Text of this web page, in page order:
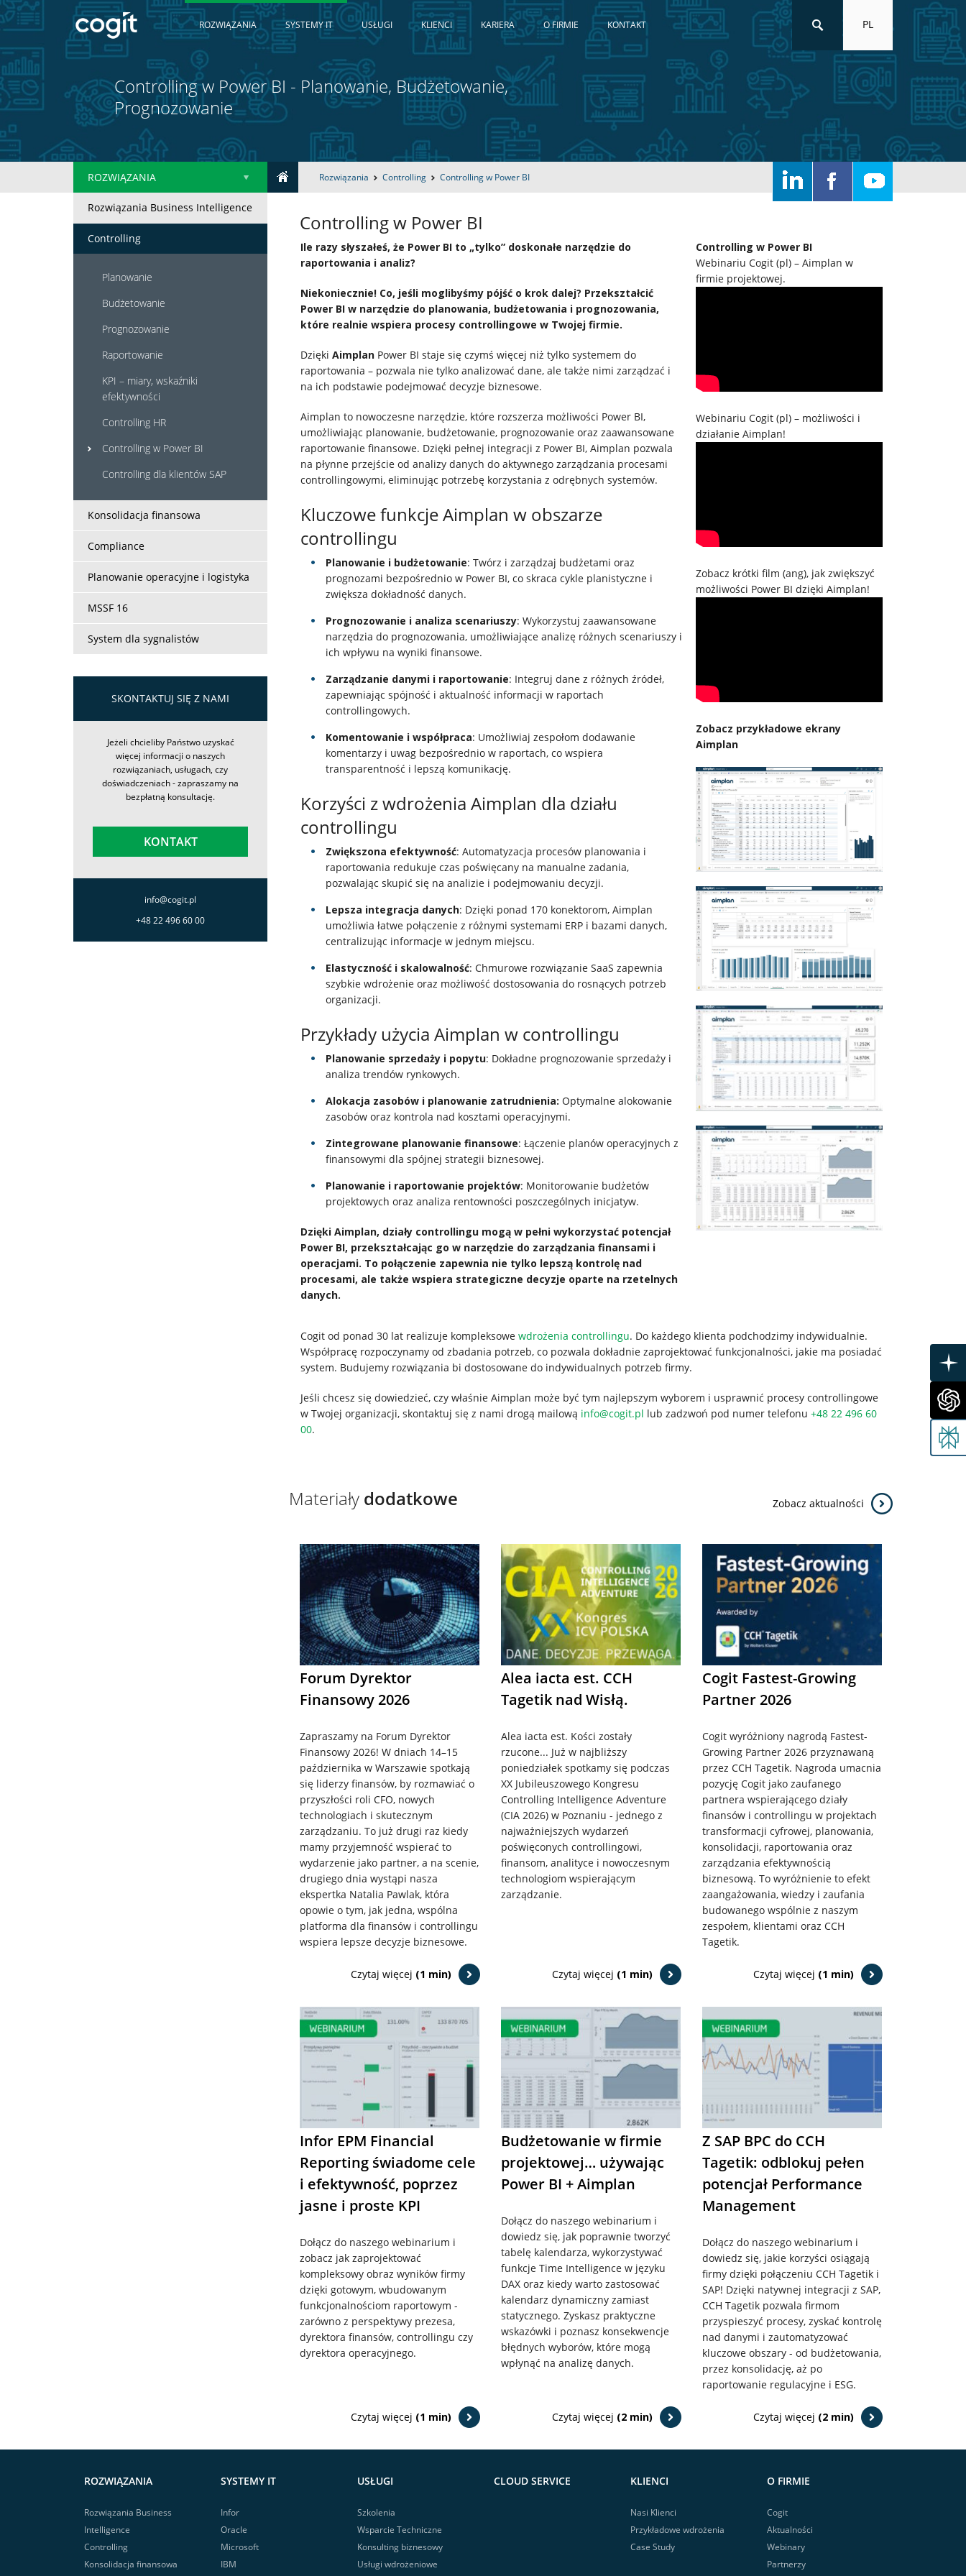
Rozwiązania
Systemy
Kariera
ROZWIĄZANIA SYSTEMY IT USŁUGI KLIENCI KARIERA O FIRMIE KONTAKT PL
Controlling w Power BI - Planowanie, Budżetowanie,
Prognozowanie
Rozwiązania Controlling Controlling w Power BI
ROZWIĄZANIA
Rozwiązania Business Intelligence
Controlling
Planowanie
Budżetowanie
Prognozowanie
Raportowanie
KPI – miary, wskaźniki
efektywności
Controlling HR
Controlling w Power BI
Controlling dla klientów SAP
Konsolidacja finansowa
Compliance
Planowanie operacyjne i logistyka
MSSF 16
System dla sygnalistów
SKONTAKTUJ SIĘ Z NAMI
Jeżeli chcieliby Państwo uzyskać
więcej informacji o naszych
rozwiązaniach, usługach, czy
doświadczeniach - zapraszamy na
bezpłatną konsultację.
KONTAKT
info@cogit.pl
+48 22 496 60 00
Controlling w Power BI
Ile razy słyszałeś, że Power BI to „tylko” doskonałe narzędzie do
raportowania i analiz?
Niekoniecznie! Co, jeśli moglibyśmy pójść o krok dalej? Przekształcić
Power BI w narzędzie do planowania, budżetowania i prognozowania,
które realnie wspiera procesy controllingowe w Twojej firmie.
Dzięki Aimplan Power BI staje się czymś więcej niż tylko systemem do
raportowania – pozwala nie tylko analizować dane, ale także nimi zarządzać i
na ich podstawie podejmować decyzje biznesowe.
Aimplan to nowoczesne narzędzie, które rozszerza możliwości Power BI,
umożliwiając planowanie, budżetowanie, prognozowanie oraz zaawansowane
raportowanie finansowe. Dzięki pełnej integracji z Power BI, Aimplan pozwala
na płynne przejście od analizy danych do aktywnego zarządzania procesami
controllingowymi, eliminując potrzebę korzystania z odrębnych systemów.
Kluczowe funkcje Aimplan w obszarze
controllingu
Planowanie i budżetowanie: Twórz i zarządzaj budżetami oraz
prognozami bezpośrednio w Power BI, co skraca cykle planistyczne i
zwiększa dokładność danych.
Prognozowanie i analiza scenariuszy: Wykorzystuj zaawansowane
narzędzia do prognozowania, umożliwiające analizę różnych scenariuszy i
ich wpływu na wyniki finansowe.
Zarządzanie danymi i raportowanie: Integruj dane z różnych źródeł,
zapewniając spójność i aktualność informacji w raportach
controllingowych.
Komentowanie i współpraca: Umożliwiaj zespołom dodawanie
komentarzy i uwag bezpośrednio w raportach, co wspiera
transparentność i lepszą komunikację.
Korzyści z wdrożenia Aimplan dla działu
controllingu
Zwiększona efektywność: Automatyzacja procesów planowania i
raportowania redukuje czas poświęcany na manualne zadania,
pozwalając skupić się na analizie i podejmowaniu decyzji.
Lepsza integracja danych: Dzięki ponad 170 konektorom, Aimplan
umożliwia łatwe połączenie z różnymi systemami ERP i bazami danych,
centralizując informacje w jednym miejscu.
Elastyczność i skalowalność: Chmurowe rozwiązanie SaaS zapewnia
szybkie wdrożenie oraz możliwość dostosowania do rosnących potrzeb
organizacji.
Przykłady użycia Aimplan w controllingu
Planowanie sprzedaży i popytu: Dokładne prognozowanie sprzedaży i
analiza trendów rynkowych.
Alokacja zasobów i planowanie zatrudnienia: Optymalne alokowanie
zasobów oraz kontrola nad kosztami operacyjnymi.
Zintegrowane planowanie finansowe: Łączenie planów operacyjnych z
finansowymi dla spójnej strategii biznesowej.
Planowanie i raportowanie projektów: Monitorowanie budżetów
projektowych oraz analiza rentowności poszczególnych inicjatyw.
Dzięki Aimplan, działy controllingu mogą w pełni wykorzystać potencjał
Power BI, przekształcając go w narzędzie do zarządzania finansami i
operacjami. To połączenie zapewnia nie tylko lepszą kontrolę nad
procesami, ale także wspiera strategiczne decyzje oparte na rzetelnych
danych.
Controlling w Power BI
Webinariu Cogit (pl) – Aimplan w
firmie projektowej.
Webinariu Cogit (pl) – możliwości i
działanie Aimplan!
Zobacz krótki film (ang), jak zwiększyć
możliwości Power BI dzięki Aimplan!
Zobacz przykładowe ekrany
Aimplan
Cogit od ponad 30 lat realizuje kompleksowe wdrożenia controllingu. Do każdego klienta podchodzimy indywidualnie.
Współpracę rozpoczynamy od zbadania potrzeb, co pozwala dokładnie zaprojektować funkcjonalności, jakie ma posiadać
system. Budujemy rozwiązania bi dostosowane do indywidualnych potrzeb firmy.
Jeśli chcesz się dowiedzieć, czy właśnie Aimplan może być tym najlepszym wyborem i usprawnić procesy controllingowe
w Twojej organizacji, skontaktuj się z nami drogą mailową info@cogit.pl lub zadzwoń pod numer telefonu +48 22 496 60
00.
Materiały dodatkowe Zobacz aktualności
Forum Dyrektor
Finansowy 2026
Zapraszamy na Forum Dyrektor
Finansowy 2026! W dniach 14–15
października w Warszawie spotkają
się liderzy finansów, by rozmawiać o
przyszłości roli CFO, nowych
technologiach i skutecznym
zarządzaniu. To już drugi raz kiedy
mamy przyjemność wspierać to
wydarzenie jako partner, a na scenie,
drugiego dnia wystąpi nasza
ekspertka Natalia Pawlak, która
opowie o tym, jak jedna, wspólna
platforma dla finansów i controllingu
wspiera lepsze decyzje biznesowe.
Czytaj więcej (1 min)
Alea iacta est. CCH
Tagetik nad Wisłą.
Alea iacta est. Kości zostały
rzucone... Już w najbliższy
poniedziałek spotkamy się podczas
XX Jubileuszowego Kongresu
Controlling Intelligence Adventure
(CIA 2026) w Poznaniu - jednego z
najważniejszych wydarzeń
poświęconych controllingowi,
finansom, analityce i nowoczesnym
technologiom wspierającym
zarządzanie.
Czytaj więcej (1 min)
Cogit Fastest-Growing
Partner 2026
Cogit wyróżniony nagrodą Fastest-
Growing Partner 2026 przyznawaną
przez CCH Tagetik. Nagroda umacnia
pozycję Cogit jako zaufanego
partnera wspierającego działy
finansów i controllingu w projektach
transformacji cyfrowej, planowania,
konsolidacji, raportowania oraz
zarządzania efektywnością
biznesową. To wyróżnienie to efekt
zaangażowania, wiedzy i zaufania
budowanego wspólnie z naszym
zespołem, klientami oraz CCH
Tagetik.
Czytaj więcej (1 min)
Infor EPM Financial
Reporting świadome cele
i efektywność, poprzez
jasne i proste KPI
Dołącz do naszego webinarium i
zobacz jak zaprojektować
kompleksowy obraz wyników firmy
dzięki gotowym, wbudowanym
funkcjonalnościom raportowym -
zarówno z perspektywy prezesa,
dyrektora finansów, controllingu czy
dyrektora operacyjnego.
Czytaj więcej (1 min)
Budżetowanie w firmie
projektowej… używając
Power BI + Aimplan
Dołącz do naszego webinarium i
dowiedz się, jak poprawnie tworzyć
tabelę kalendarza, wykorzystywać
funkcje Time Intelligence w języku
DAX oraz kiedy warto zastosować
kalendarz dynamiczny zamiast
statycznego. Zyskasz praktyczne
wskazówki i poznasz konsekwencje
błędnych wyborów, które mogą
wpłynąć na analizę danych.
Czytaj więcej (2 min)
Z SAP BPC do CCH
Tagetik: odblokuj pełen
potencjał Performance
Management
Dołącz do naszego webinarium i
dowiedz się, jakie korzyści osiągają
firmy dzięki połączeniu CCH Tagetik i
SAP! Dzięki natywnej integracji z SAP,
CCH Tagetik pozwala firmom
przyspieszyć procesy, zyskać kontrolę
nad danymi i zautomatyzować
kluczowe obszary - od budżetowania,
przez konsolidację, aż po
raportowanie regulacyjne i ESG.
Czytaj więcej (2 min)
ROZWIĄZANIA
Rozwiązania Business
Intelligence
Controlling
Konsolidacja finansowa
SYSTEMY IT
Infor
Oracle
Microsoft
IBM
USŁUGI
Szkolenia
Wsparcie Techniczne
Konsulting biznesowy
Usługi wdrożeniowe
CLOUD SERVICE KLIENCI
Nasi Klienci
Przykładowe wdrożenia
Case Study
O FIRMIE
Cogit
Aktualności
Webinary
Partnerzy